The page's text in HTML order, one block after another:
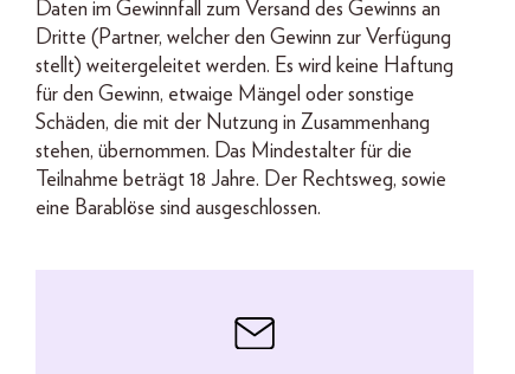
Daten im Gewinnfall zum Versand des Gewinns an
Dritte (Partner, welcher den Gewinn zur Verfügung
stellt) weitergeleitet werden. Es wird keine Haftung
für den Gewinn, etwaige Mängel oder sonstige
Schäden, die mit der Nutzung in Zusammenhang
stehen, übernommen. Das Mindestalter für die
Teilnahme beträgt 18 Jahre. Der Rechtsweg, sowie
eine Barablöse sind ausgeschlossen.